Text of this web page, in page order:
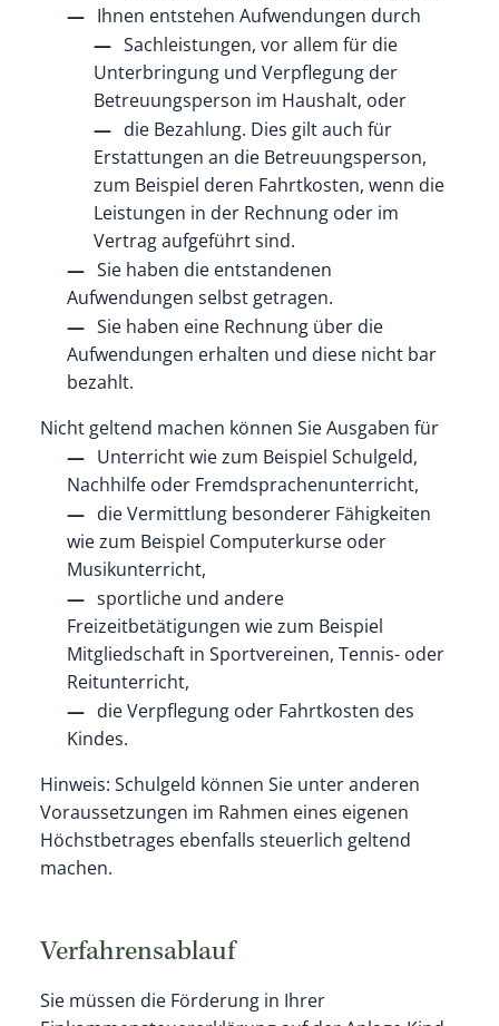
Ihnen entstehen Aufwendungen durch
Sachleistungen, vor allem für die
Unterbringung und Verpflegung der
Betreuungsperson im Haushalt, oder
die Bezahlung. Dies gilt auch für
Erstattungen an die Betreuungsperson,
zum Beispiel deren Fahrtkosten, wenn die
Leistungen in der Rechnung oder im
Vertrag aufgeführt sind.
Sie haben die entstandenen
Aufwendungen selbst getragen.
Sie haben eine Rechnung über die
Aufwendungen erhalten und diese nicht bar
bezahlt.
Nicht geltend machen können Sie Ausgaben für
Unterricht wie zum Beispiel Schulgeld,
Nachhilfe oder Fremdsprachenunterricht,
die Vermittlung besonderer Fähigkeiten
wie zum Beispiel Computerkurse oder
Musikunterricht,
sportliche und andere
Freizeitbetätigungen wie zum Beispiel
Mitgliedschaft in Sportvereinen, Tennis- oder
Reitunterricht,
die Verpflegung oder Fahrtkosten des
Kindes.
Hinweis: Schulgeld können Sie unter anderen
Voraussetzungen im Rahmen eines eigenen
Höchstbetrages ebenfalls steuerlich geltend
machen.
Verfahrensablauf
Sie müssen die Förderung in Ihrer